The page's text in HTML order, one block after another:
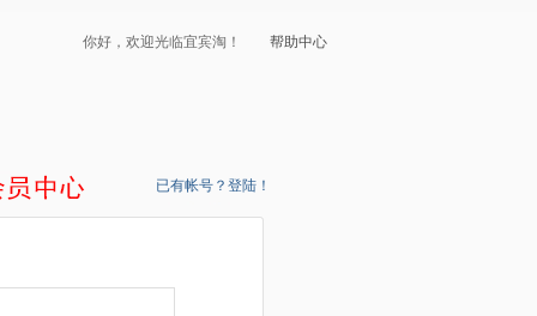
你好，欢迎光临宜宾淘！ 帮助中心
已有帐号？登陆！